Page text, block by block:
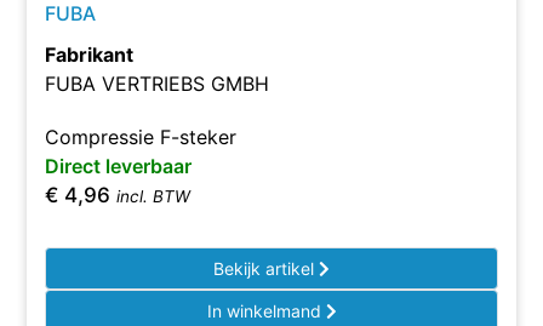
FUBA
Fabrikant
FUBA VERTRIEBS GMBH
Compressie F-steker
Direct leverbaar
€ 4,96 incl. BTW
Bekijk artikel
In winkelmand